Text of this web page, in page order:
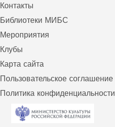
Контакты
Библиотеки МИБС
Мероприятия
Клубы
Карта сайта
Пользовательское соглашение
Политика конфиденциальности